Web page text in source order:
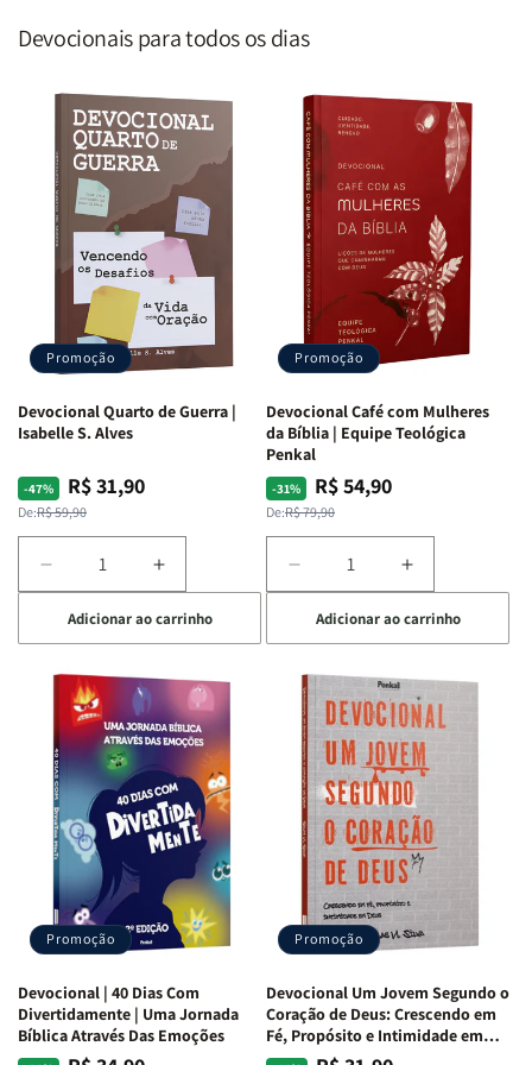
Devocionais para todos os dias
Promoção
Devocional Quarto de Guerra |
Isabelle S. Alves
-47%
Preço
normal
De:R$ 59,90
Preço
promocional
R$ 31,90
Diminuir
a
quantidade
de
Devocional
Quarto
de
Guerra
Isabelle
S.
Alves
Aumentar
a
quantidade
de
Devocional
Quarto
de
Guerra
|
Isabelle
S.
Alves
Adicionar ao carrinho
Promoção
Devocional Café com Mulheres
da Bíblia | Equipe Teológica
Penkal
-31%
Preço
normal
De:R$ 79,90
Preço
promocional
R$ 54,90
Diminuir
a
quantidade
de
Devocional
Café
com
Mulheres
da
Bíblia
Equipe
Teológica
Penkal
Aumentar
a
quantidade
de
Devocional
Café
com
Mulheres
da
Bíblia
|
Equipe
Teológica
Penkal
Adicionar ao carrinho
Promoção
Devocional | 40 Dias Com
Divertidamente | Uma Jornada
Bíblica Através Das Emoções
Promoção
Devocional Um Jovem Segundo o
Coração de Deus: Crescendo em
Fé, Propósito e Intimidade em
Deus